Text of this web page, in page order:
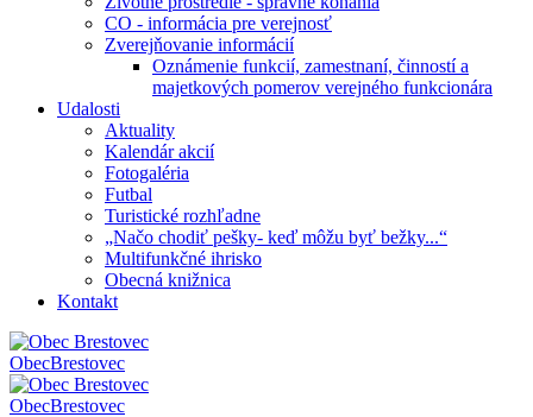
CO - informácia pre verejnosť
Zverejňovanie informácií
Oznámenie funkcií, zamestnaní, činností a
majetkových pomerov verejného funkcionára
Udalosti
Aktuality
Kalendár akcií
Fotogaléria
Futbal
Turistické rozhľadne
„Načo chodiť pešky- keď môžu byť bežky...“
Multifunkčné ihrisko
Obecná knižnica
Kontakt
ObecBrestovec
ObecBrestovec